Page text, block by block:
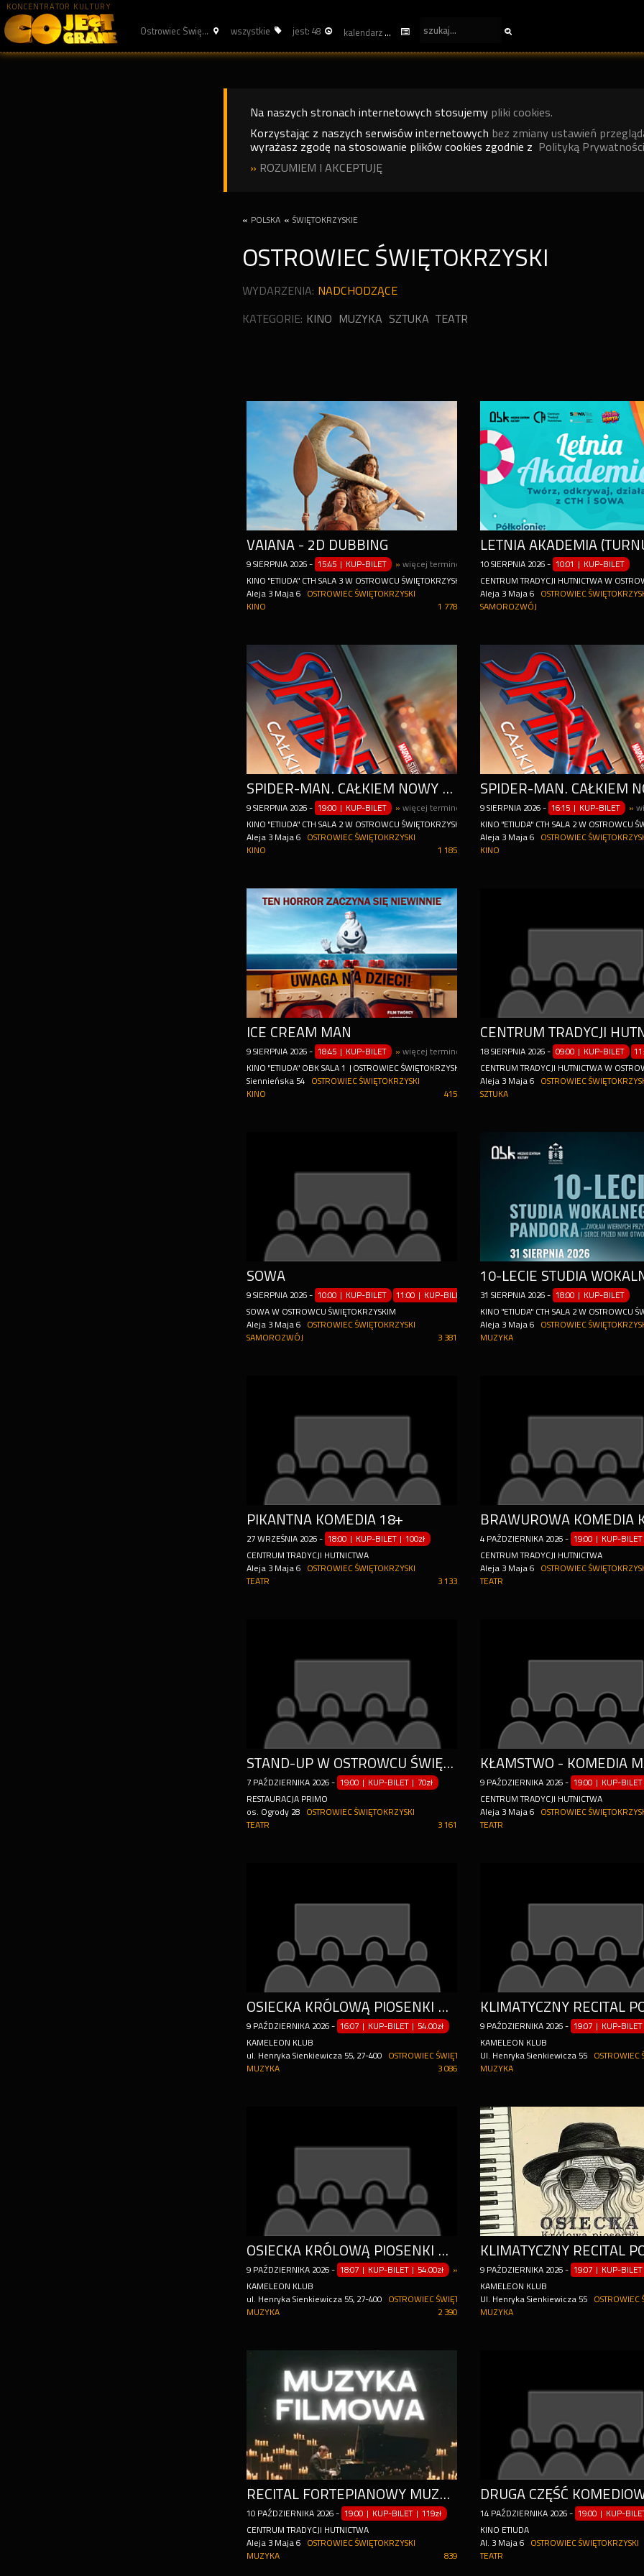
KONCENTRATOR KULTURY
Ostrowiec Świę... wszystkie jest: 48 kalendarz
Na naszych stronach internetowych stosujemy pliki cookies.
Korzystając z naszych serwisów internetowych bez zmiany ustawień
wyrażasz zgodę na stosowanie plików cookies zgodnie z Polityką
» ROZUMIEM I AKCEPTUJĘ
« POLSKA « ŚWIĘTOKRZYSKIE
OSTROWIEC ŚWIĘTOKRZYSKI
WYDARZENIA: NADCHODZĄCE
KATEGORIE: KINO MUZYKA SZTUKA TEATR
VAIANA - 2D DUBBING
9 SIERPNIA 2026 - 15:45 | KUP-BILET » więcej terminów
KINO "ETIUDA" CTH SALA 3 W OSTROWCU ŚWIĘTOKRZYSKIM
Aleja 3 Maja 6
OSTROWIEC ŚWIĘTOKRZYSKI
1 778
KINO
10 SIERPNIA 2026 - 10:01 | KUP-BILET
CENTRUM TRADYCJI HUTNICTWA W
Aleja 3 Maja 6
OSTROWIEC
SAMOROZWÓJ
SPIDER-MAN. CAŁKIEM NOWY DZIEŃ - 2D NAPISY
9 SIERPNIA 2026 - 19:00 | KUP-BILET » więcej terminów
KINO "ETIUDA" CTH SALA 2 W OSTROWCU ŚWIĘTOKRZYSKIM
Aleja 3 Maja 6
OSTROWIEC ŚWIĘTOKRZYSKI
1 185
KINO
9 SIERPNIA 2026 - 16:15 | KUP-BILET »
KINO "ETIUDA" CTH SALA 2 W OSTROWCU
Aleja 3 Maja 6
OSTROWIEC
KINO
ICE CREAM MAN
9 SIERPNIA 2026 - 18:45 | KUP-BILET » więcej terminów
KINO "ETIUDA" OBK SALA 1 |OSTROWIEC ŚWIĘTOKRZYSKI
Siennieńska 54
OSTROWIEC ŚWIĘTOKRZYSKI
415
KINO
18 SIERPNIA 2026 - 09:00 | KUP-BILET
CENTRUM TRADYCJI HUTNICTWA W
Aleja 3 Maja 6
OSTROWIEC
SZTUKA
SOWA
9 SIERPNIA 2026 - 10:00 | KUP-BILET 11:00 | KUP-BILET 12:00 | KUP-BILET 13:00 | KUP-BILET
SOWA W OSTROWCU ŚWIĘTOKRZYSKIM
Aleja 3 Maja 6
OSTROWIEC ŚWIĘTOKRZYSKI
3 381
SAMOROZWÓJ
31 SIERPNIA 2026 - 18:00 | KUP-BILET
KINO "ETIUDA" CTH SALA 2 W OSTROWCU
Aleja 3 Maja 6
OSTROWIEC
MUZYKA
PIKANTNA KOMEDIA 18+
27 WRZEŚNIA 2026 - 18:00 | KUP-BILET | 100zł
CENTRUM TRADYCJI HUTNICTWA
Aleja 3 Maja 6
OSTROWIEC ŚWIĘTOKRZYSKI
3 133
TEATR
4 PAŹDZIERNIKA 2026 - 19:00 | KUP-BILET
CENTRUM TRADYCJI HUTNICTWA
Aleja 3 Maja 6
OSTROWIEC
TEATR
STAND-UP W OSTROWCU ŚWIĘTOKRZYSKIM: GRZEGORZ HALAMA W PROGRAMIE "MIZIANIE ŻABKI"
7 PAŹDZIERNIKA 2026 - 19:00 | KUP-BILET | 70zł
RESTAURACJA PRIMO
os. Ogrody 28
OSTROWIEC ŚWIĘTOKRZYSKI
3 161
TEATR
9 PAŹDZIERNIKA 2026 - 19:00 | KUP-BILET
CENTRUM TRADYCJI HUTNICTWA
Aleja 3 Maja 6
OSTROWIEC
TEATR
OSIECKA KRÓLOWĄ PIOSENKI OSTROWIEC ŚW.
9 PAŹDZIERNIKA 2026 - 16:07 | KUP-BILET | 54.00zł
KAMELEON KLUB
ul. Henryka Sienkiewicza 55, 27-400
OSTROWIEC ŚWIĘTOKRZYSKI
3 086
MUZYKA
9 PAŹDZIERNIKA 2026 - 19:07 | KUP-BILET
KAMELEON KLUB
Ul. Henryka Sienkiewicza 55
OSTROWIEC
MUZYKA
OSIECKA KRÓLOWĄ PIOSENKI OSTROWIEC ŚW.
9 PAŹDZIERNIKA 2026 - 18:07 | KUP-BILET | 54.00zł »
więcej terminów
KAMELEON KLUB
ul. Henryka Sienkiewicza 55, 27-400
OSTROWIEC ŚWIĘTOKRZYSKI
2 390
MUZYKA
9 PAŹDZIERNIKA 2026 - 19:07 | KUP-BILET
KAMELEON KLUB
Ul. Henryka Sienkiewicza 55
OSTROWIEC
MUZYKA
RECITAL FORTEPIANOWY MUZYKI FILMOWEJ W BLASKU TYSIĄCA ŚWIEC
10 PAŹDZIERNIKA 2026 - 19:00 | KUP-BILET | 119zł
CENTRUM TRADYCJI HUTNICTWA
Aleja 3 Maja 6
OSTROWIEC ŚWIĘTOKRZYSKI
839
MUZYKA
14 PAŹDZIERNIKA 2026 - 19:00 | KUP-
KINO ETIUDA
Al. 3 Maja 6
OSTROWIEC ŚWIĘTOKRZYSKI
TEATR